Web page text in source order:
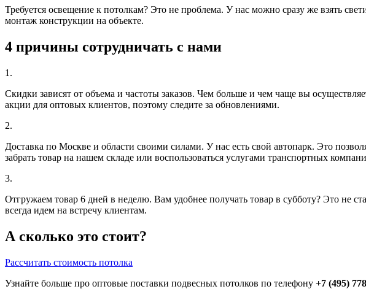
Требуется освещение к потолкам? Это не проблема. У нас можно сразу же взять
монтаж конструкции на объекте.
4 причины сотрудничать с нами
1.
Скидки зависят от объема и частоты заказов. Чем больше и чем чаще вы
акции для оптовых клиентов, поэтому следите за обновлениями.
2.
Доставка по Москве и области своими силами. У нас есть свой автопарк. Это
забрать товар на нашем складе или воспользоваться услугами транспортных
3.
Отгружаем товар 6 дней в неделю. Вам удобнее получать товар в субботу? Это не
всегда идем на встречу клиентам.
А сколько это стоит?
Рассчитать стоимость потолка
Узнайте больше про оптовые поставки подвесных потолков по телефону +7 (495)